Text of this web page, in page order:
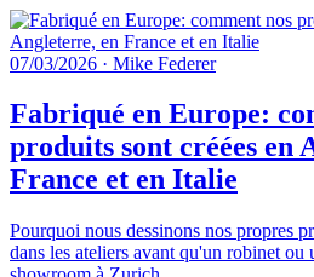
07/03/2026 · Mike Federer
Fabriqué en Europe:
produits sont créées en
France et en Italie
Pourquoi nous dessinons nos propres
dans les ateliers avant qu'un robinet